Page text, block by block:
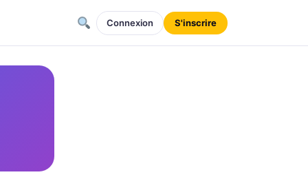
Connexion S'inscrire